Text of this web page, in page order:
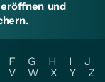
und
F G H I
J
V W X Y
Z